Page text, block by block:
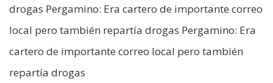
drogas Pergamino: Era cartero de importante correo
local pero también repartía drogas Pergamino: Era
cartero de importante correo local pero también
repartía drogas